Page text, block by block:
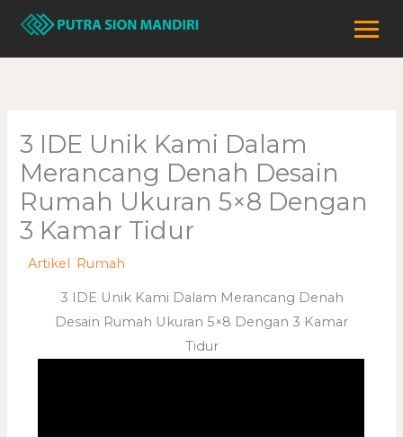
Lewati
konten
3 IDE Unik Kami Dalam
Merancang Denah Desain
Rumah Ukuran 5×8 Dengan
3 Kamar Tidur
/Artikel Rumah
3 IDE Unik Kami Dalam Merancang Denah
Desain Rumah Ukuran 5×8 Dengan 3 Kamar
Tidur